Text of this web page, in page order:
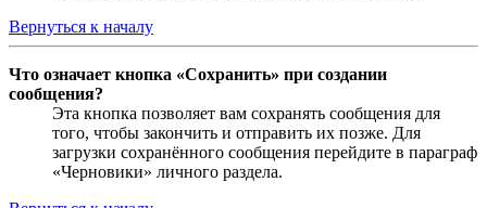
Вернуться к началу
Что означает кнопка «Сохранить» при создании
сообщения?
Эта кнопка позволяет вам сохранять сообщения для
того, чтобы закончить и отправить их позже. Для
загрузки сохранённого сообщения перейдите в параграф
«Черновики» личного раздела.